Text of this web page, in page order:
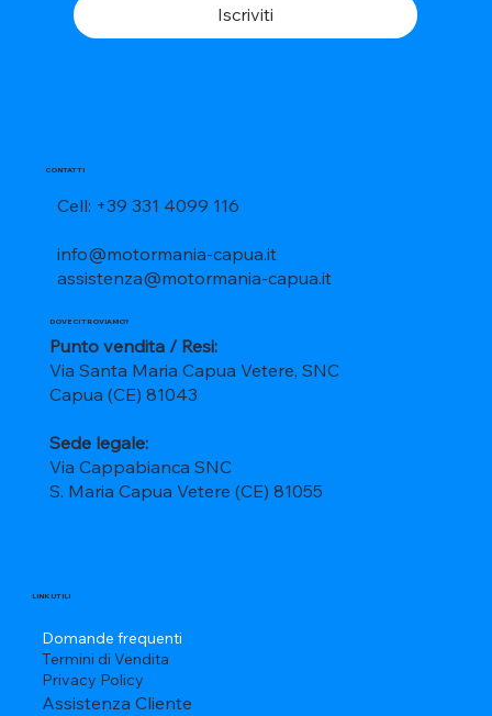
CONTATTI
Cell: +39 331 4099 116
info@motormania-capua.it
assistenza@motormania-capua.it
DOVE CI TROVIAMO?
Punto vendita / Resi:
Via Santa Maria Capua Vetere, SNC
Capua (CE) 81043
Sede legale:
Via Cappabianca SNC
S. Maria Capua Vetere (CE) 81055
LINK UTILI
Domande frequenti
Termini di Vendita
Privacy Policy
Assistenza Cliente
Iscriviti